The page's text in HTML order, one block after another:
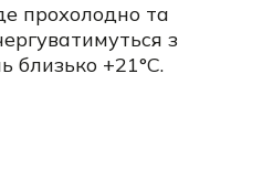
прохолодно та
з
близько +21°C.